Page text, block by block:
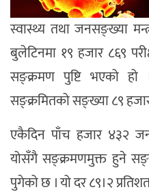
स्वास्थ्य तथा जनसङ्ख्या
बुलेटिनमा १९ हजार ८६९
सङ्क्रमण पुष्टि भएको हो
सङ्क्रमितको सङ्ख्या ८९
एकैदिन पाँच हजार ४३२
योसँगै सङ्क्रमणमुक्त हुने
पुगेको छ । यो दर ८९।२